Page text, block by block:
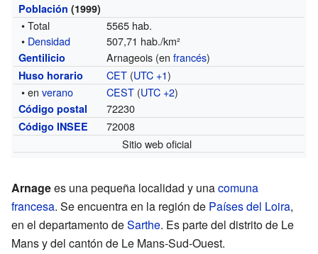
Población (1999)
• Total
5565 hab.
• Densidad 507,71 hab./km²
Gentilicio Arnageois (enfrancés)
Huso horario CET (UTC +1)
• enverano CEST (UTC +2)
Código postal 72230
Código INSEE
72008
Sitio web oficial
Arnagees una pequeña localidad y unacomuna
francesa. Se encuentra en la región de Países del Loira,
en el departamento deSarthe. Es parte del distrito de Le
Mans y del cantón de Le Mans-Sud-Ouest.